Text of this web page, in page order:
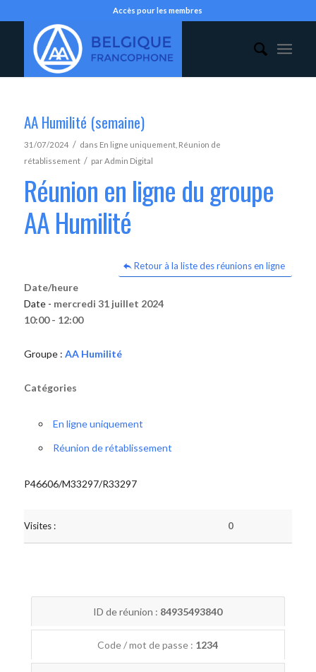
Accès pour les membres
AA Humilité (semaine)
31/07/2024 / dans En ligne uniquement, Réunion de
rétablissement / parAdmin Digital
Réunion en ligne du groupe
AA Humilité
Retour à la liste des réunions en ligne
Date/heure
Date - mercredi 31 juillet 2024
10:00 - 12:00
Groupe : AA Humilité
Catégories
En ligne uniquement
Réunion de rétablissement
P46606/M33297/R33297
Visites : 0
ID de réunion : 84935493840
Code / mot de passe : 1234